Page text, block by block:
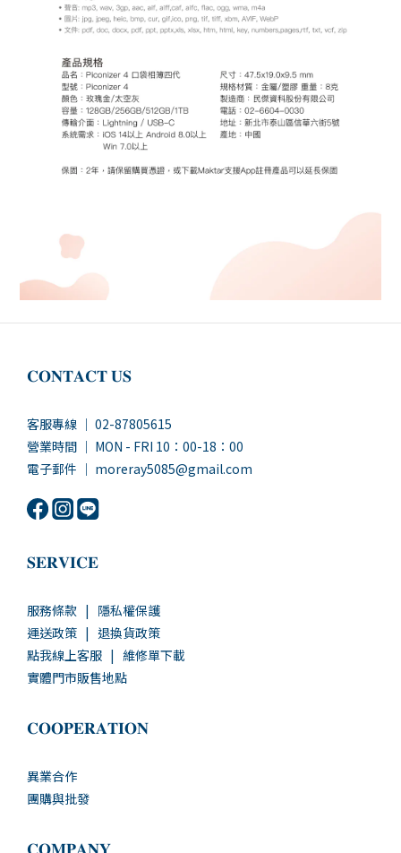
𝐂𝐎𝐍𝐓𝐀𝐂𝐓 𝐔𝐒
客服專線 ｜ 02-87805615
營業時間 ｜ MON - FRI 10：00-18：00
電子郵件 ｜ moreray5085@gmail.com
𝐒𝐄𝐑𝐕𝐈𝐂𝐄
服務條款 | 隱私權保護
運送政策 | 退換貨政策
點我線上客服 | 維修單下載
實體門市販售地點
𝐂𝐎𝐎𝐏𝐄𝐑𝐀𝐓𝐈𝐎𝐍
異業合作
團購與批發
𝐂𝐎𝐌𝐏𝐀𝐍𝐘